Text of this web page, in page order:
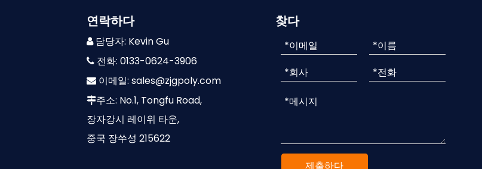
연락하다
 담당자: Kevin Gu
전화: 0133-0624-3906
 이메일: sales@zjgpoly.com
주소: No.1, Tongfu Road,
장자강시 레이위 타운,
중국 장쑤성 215622
찾다
제출하다